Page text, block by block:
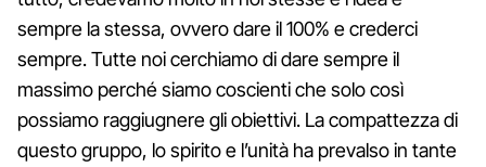
sempre la stessa, ovvero dare il 100% e crederci
sempre. Tutte noi cerchiamo di dare sempre il
massimo perché siamo coscienti che solo così
possiamo raggiugnere gli obiettivi. La compattezza di
questo gruppo, lo spirito e l’unità ha prevalso in tante